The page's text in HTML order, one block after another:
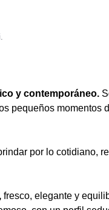
y contemporáneo.
pequeños momentos
por lo cotidiano,
fresco, elegante y